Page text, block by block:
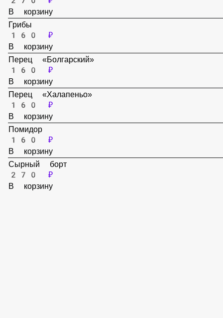
Маслины
160 ₽
В корзину
Двойной сыр «Моцарелла»
270 ₽
В корзину
Грибы
160 ₽
В корзину
Перец «Болгарский»
160 ₽
В корзину
Перец «Халапеньо»
160 ₽